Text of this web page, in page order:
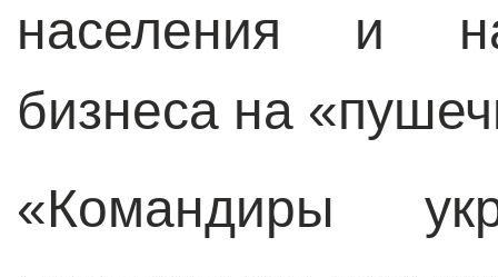
населения и
бизнеса на
«Командиры